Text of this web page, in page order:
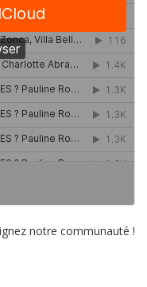
notre communauté !